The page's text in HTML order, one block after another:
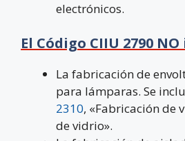
electrónicos.
El Código CIIU 2790
La fabricación de
para lámparas. Se
2310, «Fabricación de
de vidrio».